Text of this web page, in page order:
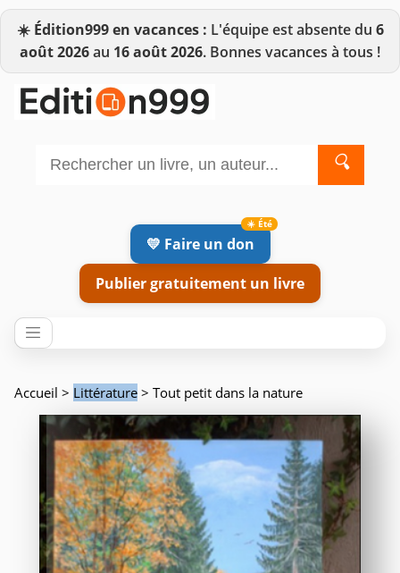
☀️ Édition999 en vacances : L'équipe est absente du 6
août 2026au 16 août 2026. Bonnes vacances à tous !
🔍
💛 Faire un don
Publier gratuitement un livre
Accueil > Littérature > Tout petit dans la nature